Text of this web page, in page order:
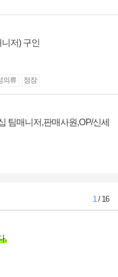
저) 구인
의류 정장
팀매니저,판매사원,OP/신세
1/ 16
.